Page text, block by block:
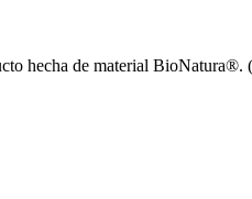
hecha de material